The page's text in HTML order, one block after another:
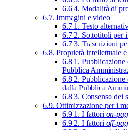
6.6.4. Modalità di
6.7. Immagini e video
6.7.1. Testo
6.7.2. Sottotitoli per
6.7.3. Trascrizioni
6.8. Proprietà intellettuale
6.8.1. Pubblicazione
Pubblica
6.8.2.
dalla Pubblica
6.8.3. Consenso dei
6.9. Ottimizzazione per i
6.9.1. I fattori on-
6.9.2. I fattori off-